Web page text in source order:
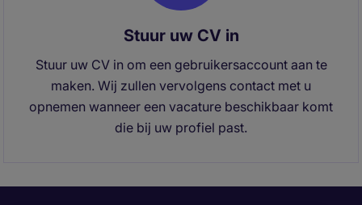
Stuur uw CV in
Stuur uw CV in om een gebruikersaccount aan te
maken. Wij zullen vervolgens contact met u
opnemen wanneer een vacature beschikbaar komt
die bij uw profiel past.